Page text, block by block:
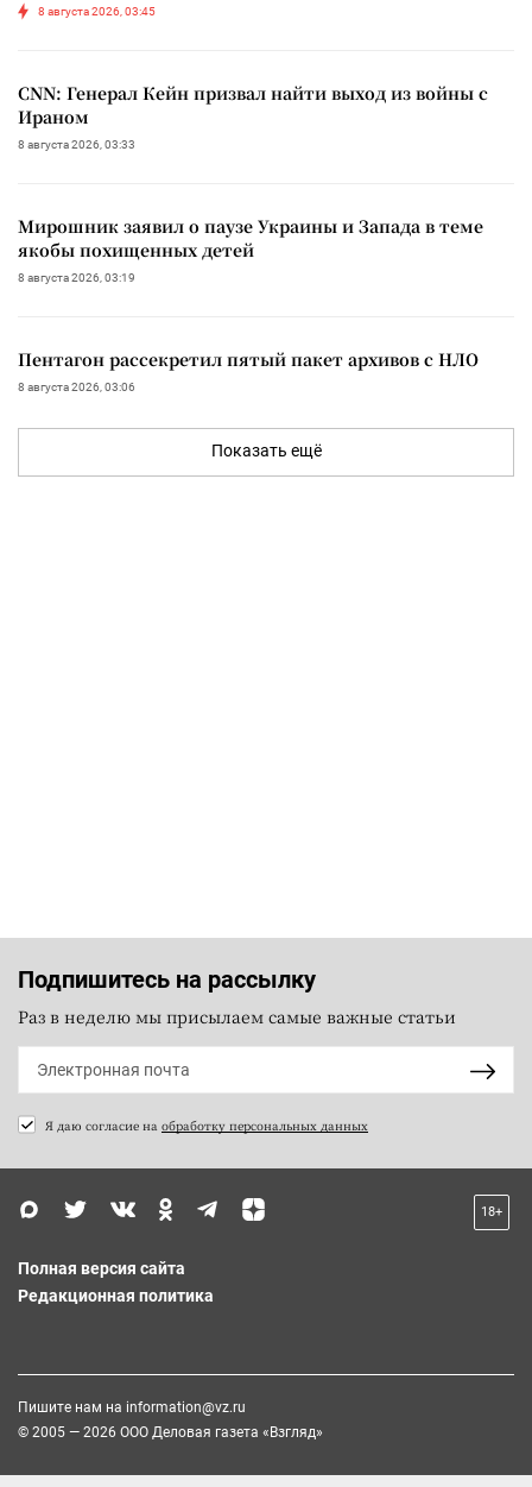
8 августа 2026, 03:45
CNN: Генерал Кейн призвал найти выход из войны с
Ираном
8 августа 2026, 03:33
Мирошник заявил о паузе Украины и Запада в теме
якобы похищенных детей
8 августа 2026, 03:19
Пентагон рассекретил пятый пакет архивов с НЛО
8 августа 2026, 03:06
Показать ещё
Подпишитесь на рассылку
Раз в неделю мы присылаем самые важные статьи
Я даю согласие на обработку персональных данных
18+
Полная версия сайта
Редакционная политика
Пишите нам на information@vz.ru
© 2005 — 2026 ООО Деловая газета «Взгляд»